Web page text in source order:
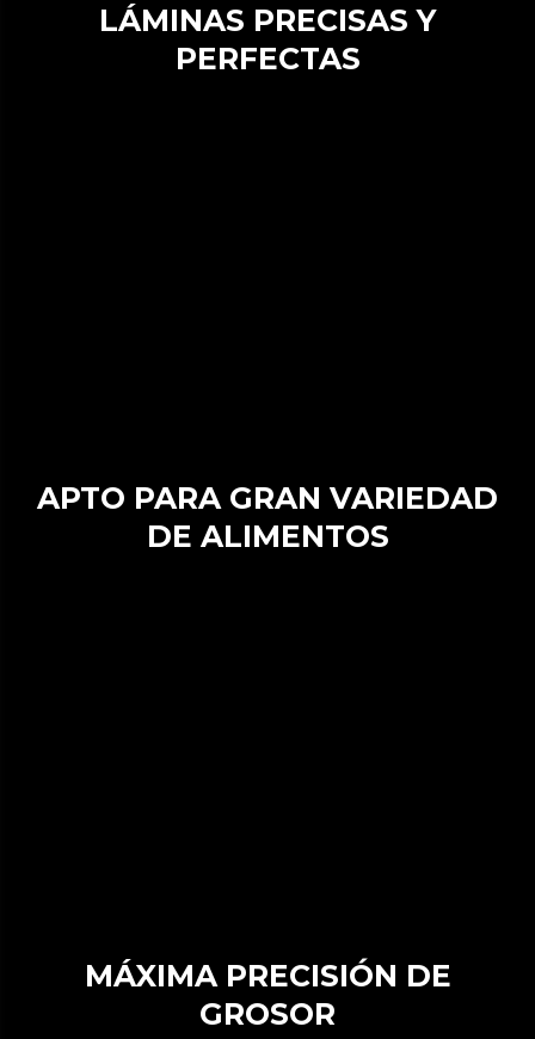
LÁMINAS PRECISAS Y
PERFECTAS
APTO PARA GRAN VARIEDAD
DE ALIMENTOS
MÁXIMA PRECISIÓN DE
GROSOR